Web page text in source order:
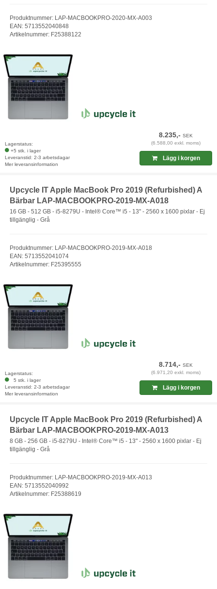
Produktnummer: LAP-MACBOOKPRO-2020-MX-A003
EAN: 5713552040848
Artikelnummer: F25388122
Lagerstatus:
+5 stk. i lager
Leveranstid: 2-3 arbetsdagar
Mer leveransinformation
8.235,-SEK
(6.588,00 exkl. moms)
Lägg i korgen
Upcycle IT Apple MacBook Pro 2019 (Refurbished) A
Bärbar LAP-MACBOOKPRO-2019-MX-A018
16 GB - 512 GB - i5-8279U - Intel® Core™ i5 - 13" - 2560 x 1600 pixlar - Ej
tillgänglig - Grå
Produktnummer: LAP-MACBOOKPRO-2019-MX-A018
EAN: 5713552041074
Artikelnummer: F25395555
Lagerstatus:
5 stk. i lager
Leveranstid: 2-3 arbetsdagar
Mer leveransinformation
8.714,-SEK
(6.971,20 exkl. moms)
Lägg i korgen
Upcycle IT Apple MacBook Pro 2019 (Refurbished) A
Bärbar LAP-MACBOOKPRO-2019-MX-A013
8 GB - 256 GB - i5-8279U - Intel® Core™ i5 - 13" - 2560 x 1600 pixlar - Ej
tillgänglig - Grå
Produktnummer: LAP-MACBOOKPRO-2019-MX-A013
EAN: 5713552040992
Artikelnummer: F25388619